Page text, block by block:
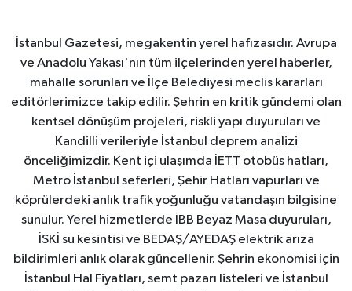
İstanbul Gazetesi, megakentin yerel hafızasıdır. Avrupa
ve Anadolu Yakası'nın tüm ilçelerinden yerel haberler,
mahalle sorunları ve İlçe Belediyesi meclis kararları
editörlerimizce takip edilir. Şehrin en kritik gündemi olan
kentsel dönüşüm projeleri, riskli yapı duyuruları ve
Kandilli verileriyle İstanbul deprem analizi
önceliğimizdir. Kent içi ulaşımda İETT otobüs hatları,
Metro İstanbul seferleri, Şehir Hatları vapurları ve
köprülerdeki anlık trafik yoğunluğu vatandaşın bilgisine
sunulur. Yerel hizmetlerde İBB Beyaz Masa duyuruları,
İSKİ su kesintisi ve BEDAŞ/AYEDAŞ elektrik arıza
bildirimleri anlık olarak güncellenir. Şehrin ekonomisi için
İstanbul Hal Fiyatları, semt pazarı listeleri ve İstanbul